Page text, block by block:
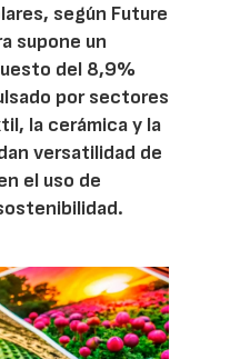
según Future
supone un
del 8,9%
por sectores
la cerámica y la
versatilidad de
el uso de